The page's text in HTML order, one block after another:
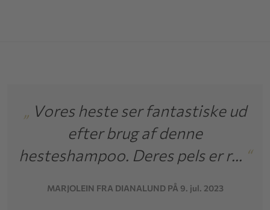
Vores heste ser fantastiske ud
efter brug af denne
Deres pels er r...“
MARJOLEIN FRA DIANALUND PÅ 9. jul. 2023
„